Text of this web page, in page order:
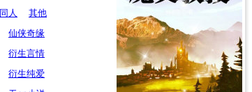
同人
其他
仙侠奇缘
衍生言情
衍生纯爱